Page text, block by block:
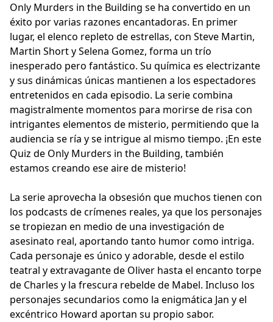
Only Murders in the Building se ha convertido en un
éxito por varias razones encantadoras. En primer
lugar, el elenco repleto de estrellas, con Steve Martin,
Martin Short y Selena Gomez, forma un trío
inesperado pero fantástico. Su química es electrizante
y sus dinámicas únicas mantienen a los espectadores
entretenidos en cada episodio. La serie combina
magistralmente momentos para morirse de risa con
intrigantes elementos de misterio, permitiendo que la
audiencia se ría y se intrigue al mismo tiempo. ¡En este
Quiz de Only Murders in the Building, también
estamos creando ese aire de misterio!
La serie aprovecha la obsesión que muchos tienen con
los podcasts de crímenes reales, ya que los personajes
se tropiezan en medio de una investigación de
asesinato real, aportando tanto humor como intriga.
Cada personaje es único y adorable, desde el estilo
teatral y extravagante de Oliver hasta el encanto torpe
de Charles y la frescura rebelde de Mabel. Incluso los
personajes secundarios como la enigmática Jan y el
excéntrico Howard aportan su propio sabor.